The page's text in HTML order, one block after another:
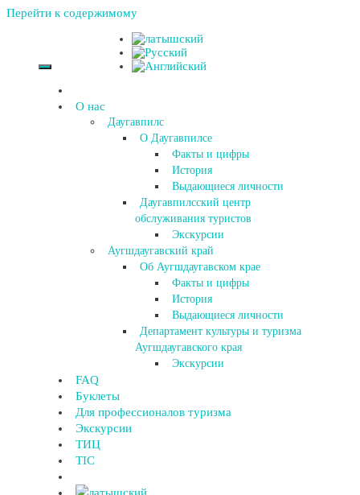
Перейти к содержимому
О нас
Даугавпилс
О Даугавпилсе
Факты и цифры
История
Выдающиеся личности
Даугавпилсский центр
обслуживания туристов
Экскурсии
Аугшдаугавский край
Об Аугшдаугавском крае
Факты и цифры
История
Выдающиеся личности
Департамент культуры и туризма
Аугшдаугавского края
Экскурсии
FAQ
Буклеты
Для профессионалов туризма
Экскурсии
ТИЦ
TIC